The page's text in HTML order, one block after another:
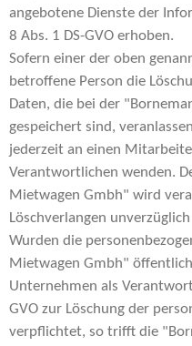
angebotene Dienste der
8 Abs. 1 DS-GVO erhoben.
Sofern einer der oben
betroffene Person die
Daten, die bei der
gespeichert sind,
jederzeit an einen
Verantwortlichen wenden.
Mietwagen Gmbh" wird
Löschverlangen
Wurden die
Mietwagen Gmbh"
Unternehmen als
GVO zur Löschung der
verpflichtet, so trifft die